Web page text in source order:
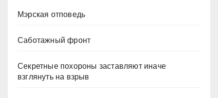
Мэрская отповедь
Саботажный фронт
Секретные похороны заставляют иначе
взглянуть на взрыв